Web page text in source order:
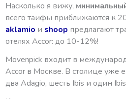
Насколько я вижу,
всего таифы приближаются к
aklamio и shoop предлагают
отелях Accor: до 10-12%!
Mövenpick входит в
Accor в Москве. В столице уже
два Adagio, шесть Ibis и один